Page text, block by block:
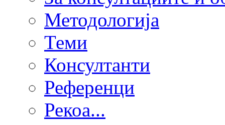
Методологија
Теми
Консултанти
Референци
Рекоа...